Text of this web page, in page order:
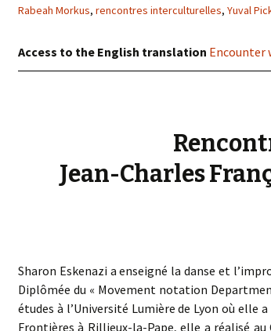
Rabeah Morkus, rencontres interculturelles, Yuval
Access to the English translation Encounter
Jean-Charles
Sharon Eskenazi a enseigné la danse et
Diplômée du « Movement notation
études à l’Université Lumière de Lyon où elle
Frontières à Rillieux-la-Pape, elle a réalisé